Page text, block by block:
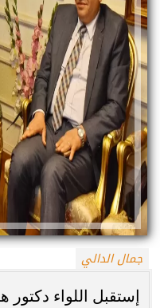
جمال الدالي
إستقبل اللواء